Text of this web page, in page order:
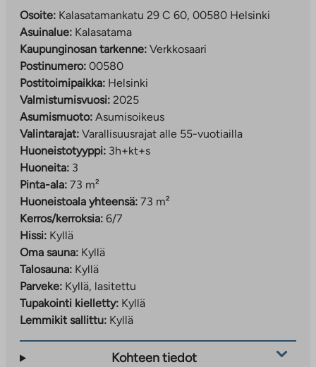
Osoite: Kalasatamankatu 29 C 60, 00580 Helsinki
Asuinalue: Kalasatama
Kaupunginosan tarkenne: Verkkosaari
Postinumero: 00580
Postitoimipaikka: Helsinki
Valmistumisvuosi: 2025
Asumismuoto: Asumisoikeus
Valintarajat: Varallisuusrajat alle 55-vuotiailla
Huoneistotyyppi: 3h+kt+s
Huoneita: 3
Pinta-ala: 73 m²
Huoneistoala yhteensä: 73 m²
Kerros/kerroksia: 6/7
Hissi: Kyllä
Oma sauna: Kyllä
Talosauna: Kyllä
Parveke: Kyllä, lasitettu
Tupakointi kielletty: Kyllä
Lemmikit sallittu: Kyllä
Kohteen tiedot